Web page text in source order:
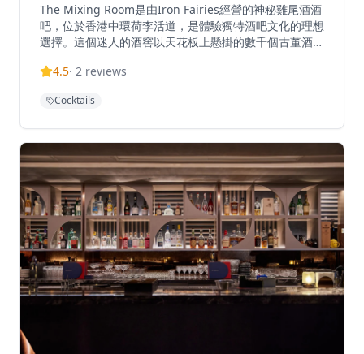
The Mixing Room是由Iron Fairies經營的神秘雞尾酒酒
吧，位於香港中環荷李活道，是體驗獨特酒吧文化的理想
選擇。這個迷人的酒窖以天花板上懸掛的數千個古董酒瓶
世界。酒吧專門提供創新卓越的雞尾酒，由經驗豐富的調
心臟地帶提供與眾不同的夜生活體驗，無論是想要體驗新
Mixing Room都能提供難忘的夜晚。酒吧環境神秘而優
雅，適合約會、商務聚會或慶祝特殊場合，讓客人在欣賞
獨特裝潢的同時，品味精緻的雞尾酒。
4.5· 2 reviews
Cocktails